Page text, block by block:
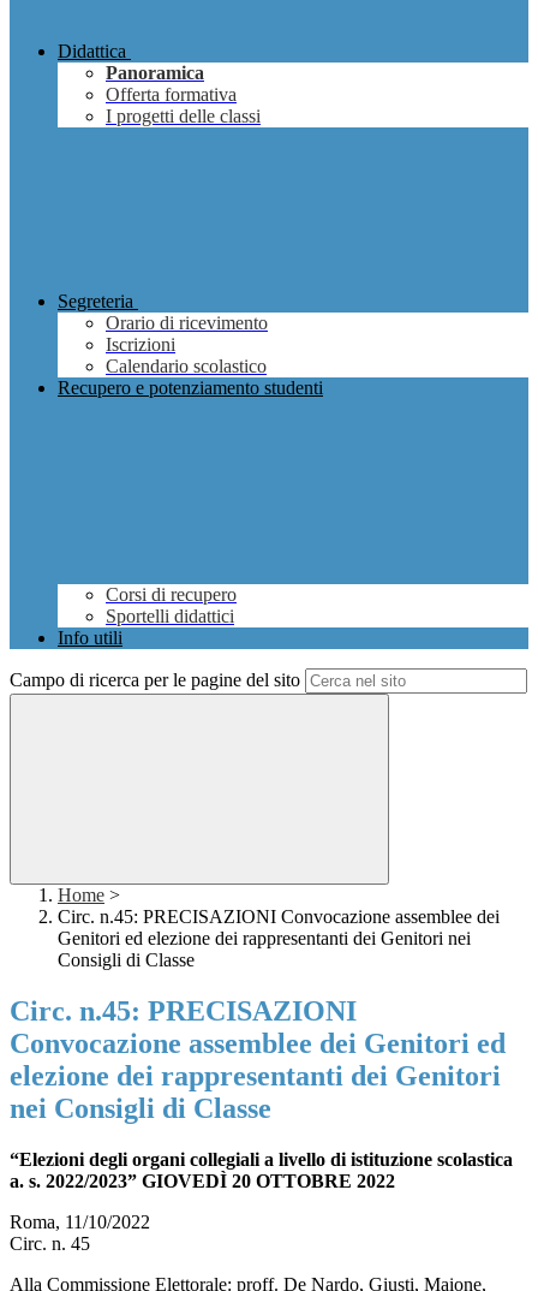
Didattica
Panoramica
Offerta formativa
I progetti delle classi
Segreteria
Orario di ricevimento
Iscrizioni
Calendario scolastico
Recupero e potenziamento studenti
Corsi di recupero
Sportelli didattici
Info utili
Campo di ricerca per le pagine del sito
Home >
Circ. n.45: PRECISAZIONI Convocazione assemblee dei
Genitori ed elezione dei rappresentanti dei Genitori nei
Consigli di Classe
Circ. n.45: PRECISAZIONI
Convocazione assemblee dei Genitori ed
elezione dei rappresentanti dei Genitori
nei Consigli di Classe
“Elezioni degli organi collegiali a livello di istituzione scolastica
a. s. 2022/2023” GIOVEDÌ 20 OTTOBRE 2022
Roma, 11/10/2022
Circ. n. 45
Alla Commissione Elettorale: proff. De Nardo, Giusti, Maione,